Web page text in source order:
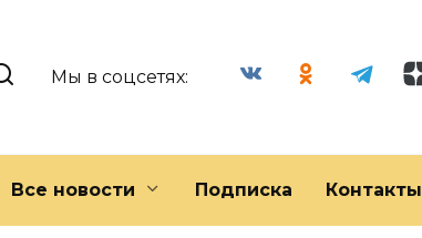
Мы в соцсетях:
Все новости Подписка Контакты